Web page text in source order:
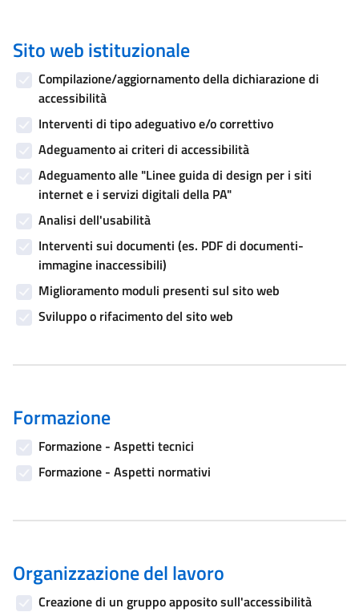
Sito web istituzionale
Compilazione/aggiornamento della dichiarazione di
accessibilità
Interventi di tipo adeguativo e/o correttivo
Adeguamento ai criteri di accessibilità
Adeguamento alle "Linee guida di design per i siti
internet e i servizi digitali della PA"
Analisi dell'usabilità
Interventi sui documenti (es. PDF di documenti-
immagine inaccessibili)
Miglioramento moduli presenti sul sito web
Sviluppo o rifacimento del sito web
Formazione
Formazione - Aspetti tecnici
Formazione - Aspetti normativi
Organizzazione del lavoro
Creazione di un gruppo apposito sull'accessibilità